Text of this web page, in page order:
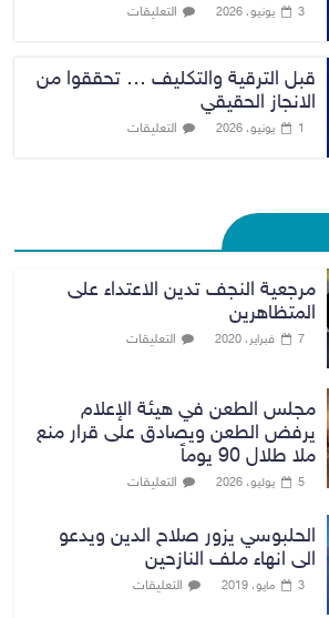
3 يونيو، 2026 التعليقات
قبل الترقية والتكليف … تحققوا من
الانجاز الحقيقي
1 يونيو، 2026 التعليقات
مرجعية النجف تدين الاعتداء على
المتظاهرين
7 فبراير، 2020 التعليقات
مجلس الطعن في هيئة الإعلام
يرفض الطعن ويصادق على قرار منع
ملا طلال 90 يوماً
5 يوليو، 2026 التعليقات
الحلبوسي يزور صلاح الدين ويدعو
الى انهاء ملف النازحين
3 مايو، 2019 التعليقات